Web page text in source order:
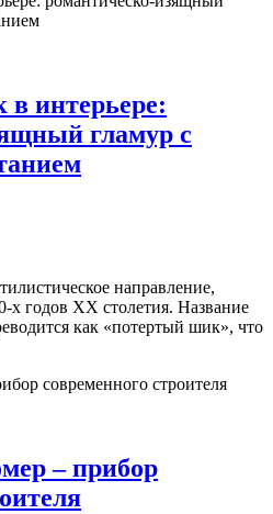
интерьере:
гламур с
направление,
х годов ХХ столетия. Название
как «потертый шик», что
– прибор